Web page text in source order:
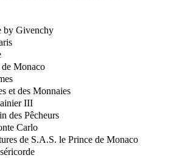
by Givenchy
Monaco
et des Monnaies
III
des Pêcheurs
Carlo
de S.A.S. le Prince de Monaco